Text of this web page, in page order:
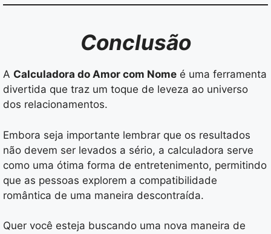
Conclusão
A Calculadora do Amor com Nome é uma ferramenta
divertida que traz um toque de leveza ao universo
dos relacionamentos.
Embora seja importante lembrar que os resultados
não devem ser levados a sério, a calculadora serve
como uma ótima forma de entretenimento, permitindo
que as pessoas explorem a compatibilidade
romântica de uma maneira descontraída.
Quer você esteja buscando uma nova maneira de